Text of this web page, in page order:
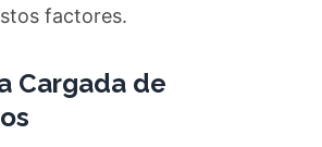
factores.
Cargada de